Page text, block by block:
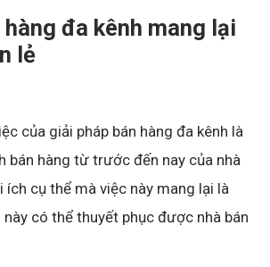
đa kênh mang lại
lẻ
của giải pháp bán hàng đa kênh là
bán hàng từ trước đến nay của nhà
ích cụ thể mà việc này mang lại là
này có thể thuyết phục được nhà bán